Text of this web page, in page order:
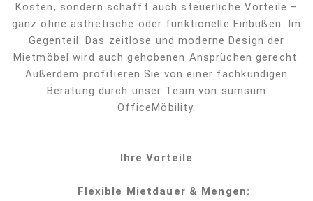
Kosten, sondern schafft auch steuerliche Vorteile –
ganz ohne ästhetische oder funktionelle Einbußen. Im
Gegenteil: Das zeitlose und moderne Design der
Mietmöbel wird auch gehobenen Ansprüchen gerecht.
Außerdem profitieren Sie von einer fachkundigen
Beratung durch unser Team von sumsum
OfficeMöbility.
Ihre Vorteile
Flexible Mietdauer & Mengen: